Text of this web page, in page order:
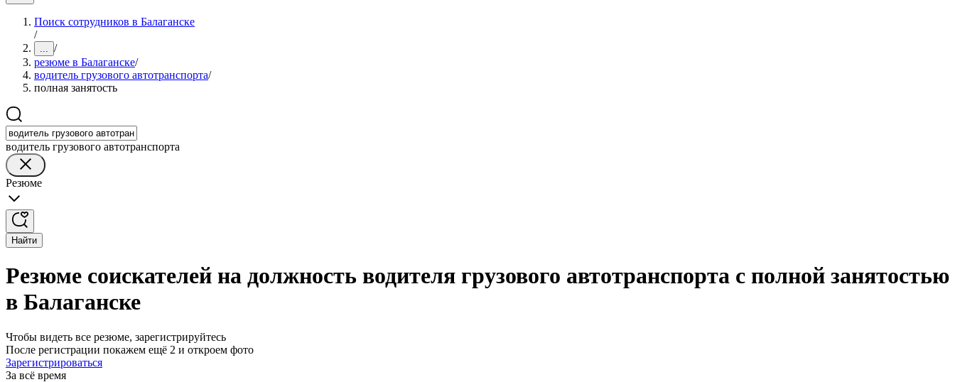
Поиск сотрудников в Балаганске
/
... /
резюме в Балаганске/
водитель грузового автотранспорта/
полная занятость
водитель грузового автотранспорта
Резюме
Найти
Резюме соискателей на должность водителя грузового автотранспорта с полной занятостью
в Балаганске
Чтобы видеть все резюме, зарегистрируйтесь
После регистрации покажем ещё 2 и откроем фото
Зарегистрироваться
За всё время